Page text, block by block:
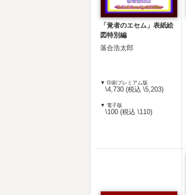
「覚者のエセム」表紙絵
図特別編
落合浩太郎
▼ 印刷プレミアム版
\4,730 (税込 \5,203)
▼ 電子版
\100 (税込 \110)